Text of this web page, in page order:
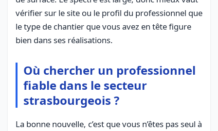
vérifier sur le site ou le profil du professionnel que
le type de chantier que vous avez en tête figure
bien dans ses réalisations.
Où chercher un professionnel
fiable dans le secteur
strasbourgeois ?
La bonne nouvelle, c’est que vous n’êtes pas seul à